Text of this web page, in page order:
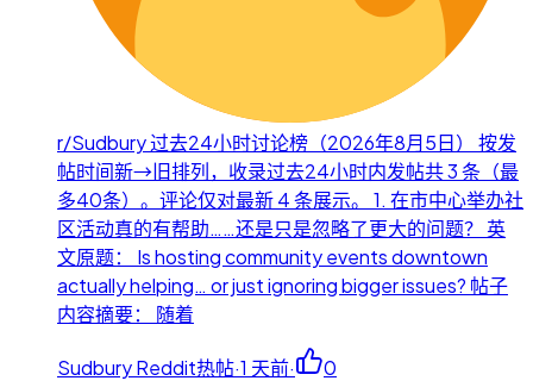
r/Sudbury 过去24小时讨论榜（2026年8月5日） 按发
帖时间新→旧排列，收录过去24小时内发帖共 3 条（最
多40条）。评论仅对最新 4 条展示。 1. 在市中心举办社
区活动真的有帮助……还是只是忽略了更大的问题？ 英
文原题： Is hosting community events downtown
actually helping… or just ignoring bigger issues? 帖子
内容摘要： 随着
Sudbury Reddit热帖·1 天前· 0